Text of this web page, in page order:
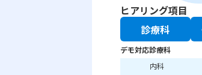
ヒアリング項目
診療科
デモ対応診療科
内科